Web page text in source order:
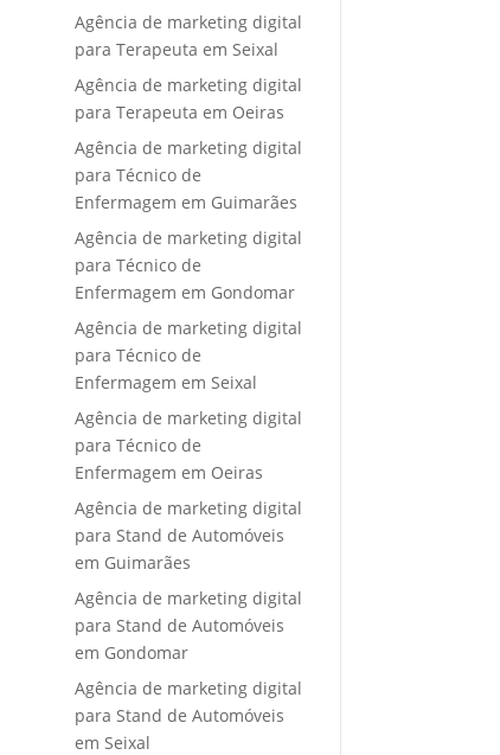
Agência de marketing digital
para Terapeuta em Seixal
Agência de marketing digital
para Terapeuta em Oeiras
Agência de marketing digital
para Técnico de
Enfermagem em Guimarães
Agência de marketing digital
para Técnico de
Enfermagem em Gondomar
Agência de marketing digital
para Técnico de
Enfermagem em Seixal
Agência de marketing digital
para Técnico de
Enfermagem em Oeiras
Agência de marketing digital
para Stand de Automóveis
em Guimarães
Agência de marketing digital
para Stand de Automóveis
em Gondomar
Agência de marketing digital
para Stand de Automóveis
em Seixal